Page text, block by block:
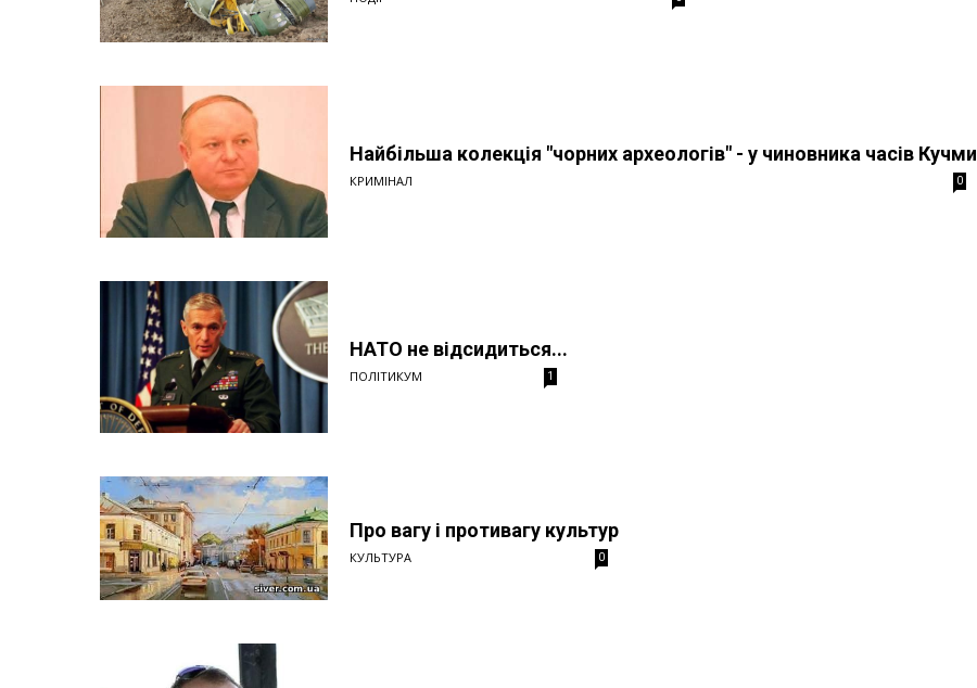
Найбільша колекція "чорних археологів" - у чиновника часів Кучми
КРИМІНАЛ 0
НАТО не відсидиться...
ПОЛІТИКУМ 1
Про вагу і противагу культур
КУЛЬТУРА 0